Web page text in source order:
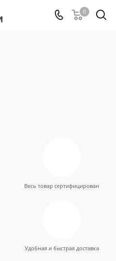
0
Весь товар сертифицирован
Удобная и быстрая доставка